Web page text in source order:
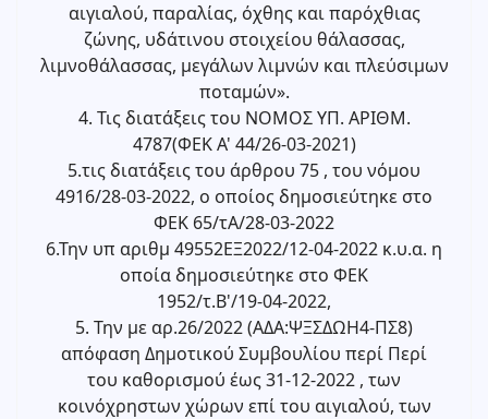
αιγιαλού, παραλίας, όχθης και παρόχθιας
ζώνης, υδάτινου στοιχείου θάλασσας,
λιμνοθάλασσας, μεγάλων λιμνών και πλεύσιμων
ποταμών».
4. Τις διατάξεις του ΝΟΜΟΣ ΥΠ. ΑΡΙΘΜ.
4787(ΦΕΚ Α' 44/26-03-2021)
5.τις διατάξεις του άρθρου 75 , του νόμου
4916/28-03-2022, ο οποίος δημοσιεύτηκε στο
ΦΕΚ 65/τΑ/28-03-2022
6.Την υπ αριθμ 49552ΕΞ2022/12-04-2022 κ.υ.α. η
οποία δημοσιεύτηκε στο ΦΕΚ
1952/τ.Β'/19-04-2022,
5. Την με αρ.26/2022 (ΑΔΑ:ΨΞΣΔΩΗ4-ΠΣ8)
απόφαση Δημοτικού Συμβουλίου περί Περί
του καθορισμού έως 31-12-2022 , των
κοινόχρηστων χώρων επί του αιγιαλού, των